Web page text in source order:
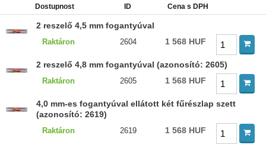
Dostupnost ID Cena s DPH
2 reszelő 4,5 mm fogantyúval
Raktáron 2604 1 568 HUF
2 reszelő 4,8 mm fogantyúval (azonosító: 2605)
Raktáron 2605 1 568 HUF
4,0 mm-es fogantyúval ellátott két fűrészlap szett
(azonosító: 2619)
Raktáron 2619 1 568 HUF